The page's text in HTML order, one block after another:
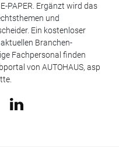
PAPER. Ergänzt wird das
und
Ein kostenloser
Branchen-
Fachpersonal finden
von AUTOHAUS, asp